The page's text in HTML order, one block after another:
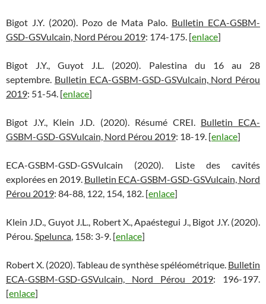
Bigot J.Y. (2020). Pozo de Mata Palo. Bulletin ECA-GSBM-
GSD-GSVulcain, Nord Pérou 2019: 174-175. [enlace]
Bigot J.Y., Guyot J.L. (2020). Palestina du 16 au 28
septembre. Bulletin ECA-GSBM-GSD-GSVulcain, Nord Pérou
2019: 51-54. [enlace]
Bigot J.Y., Klein J.D. (2020). Résumé CREI. Bulletin ECA-
GSBM-GSD-GSVulcain, Nord Pérou 2019: 18-19. [enlace]
ECA-GSBM-GSD-GSVulcain (2020). Liste des cavités
explorées en 2019. Bulletin ECA-GSBM-GSD-GSVulcain, Nord
Pérou 2019: 84-88, 122, 154, 182. [enlace]
Klein J.D., Guyot J.L., Robert X., Apaéstegui J., Bigot J.Y. (2020).
Pérou.Spelunca, 158: 3-9. [enlace]
Robert X. (2020). Tableau de synthèse spéléométrique. Bulletin
ECA-GSBM-GSD-GSVulcain, Nord Pérou 2019: 196-197.
[enlace]